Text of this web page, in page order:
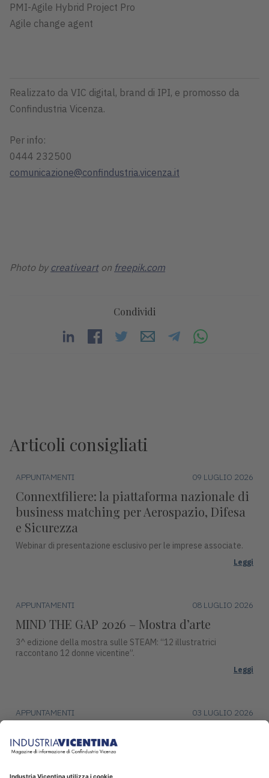
PMI-Agile Hybrid Project Pro
Agile change agent
Realizzato da VIC digital, brand di IPI, e promosso da
Confindustria Vicenza.
Per info:
0444 232500
comunicazione@confindustria.vicenza.it
Photo by creativearton freepik.com
Condividi
Articoli consigliati
APPUNTAMENTI 09 LUGLIO 2026
Connextfiliere: la piattaforma nazionale di
business matching per Aerospazio, Difesa
e Sicurezza
Webinar di presentazione esclusivo per le imprese associate.
Leggi
APPUNTAMENTI 08 LUGLIO 2026
MIND THE GAP 2026 – Mostra d’arte
3^ edizione della mostra sulle STEAM: “12 illustratrici
raccontano 12 donne vicentine”.
Leggi
APPUNTAMENTI 03 LUGLIO 2026
Mercoledì 15 luglio, alle ore 17:30, Piazza Duomo ad Asiago
Premio Campiello.